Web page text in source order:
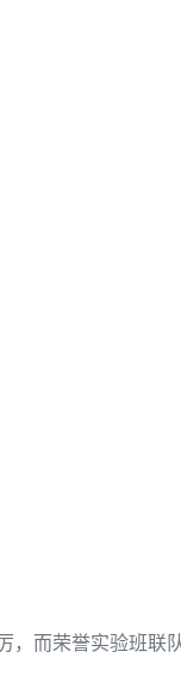
，而荣誉实验班